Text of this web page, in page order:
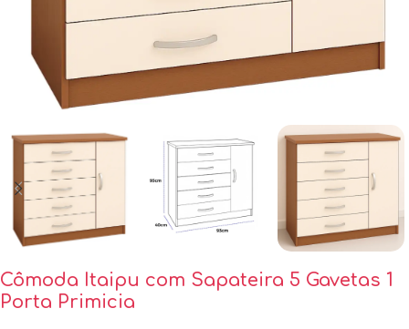
Cômoda Itaipu com Sapateira 5 Gavetas 1
Porta Primicia